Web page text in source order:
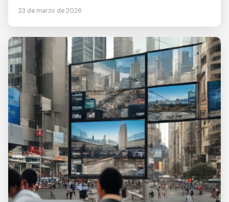
23 de marzo de 2026